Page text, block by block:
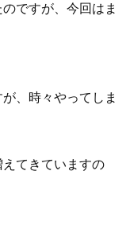
ですが、今回はま
、時々やってしま
てきていますの